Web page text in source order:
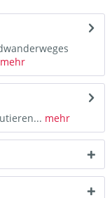
mehr
mehr